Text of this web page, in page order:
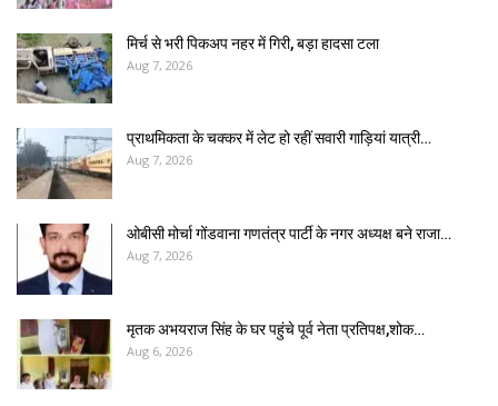
मिर्च से भरी पिकअप नहर में गिरी, बड़ा हादसा टला
Aug 7, 2026
प्राथमिकता के चक्कर में लेट हो रहीं सवारी गाड़ियां यात्री…
Aug 7, 2026
ओबीसी मोर्चा गोंडवाना गणतंत्र पार्टी के नगर अध्यक्ष बने राजा…
Aug 7, 2026
मृतक अभयराज सिंह के घर पहुंचे पूर्व नेता प्रतिपक्ष,शोक…
Aug 6, 2026